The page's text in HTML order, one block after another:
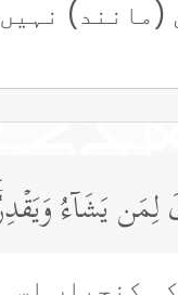
نہیں
لِمَن یَشَاۤءُ